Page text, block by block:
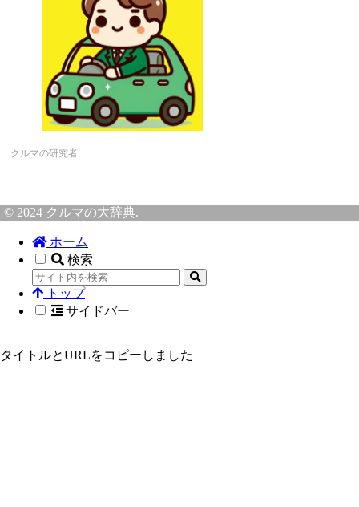
クルマの研究者
© 2024 クルマの大辞典.
ホーム
検索
トップ
サイドバー
タイトルとURLをコピーしました